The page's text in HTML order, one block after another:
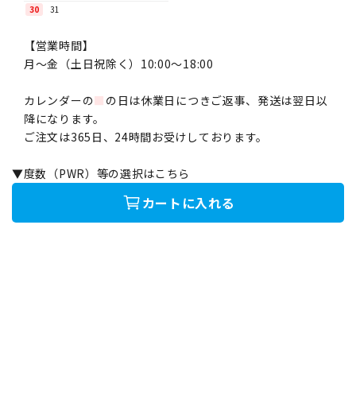
▼度数（PWR）等の選択はこちら
カートに入れる
30
31
【営業時間】
月〜金（土日祝除く）10:00～18:00
カレンダーの■ の日は休業日につきご返事、発送は翌日以
降になります。
ご注文は365日、24時間お受けしております。